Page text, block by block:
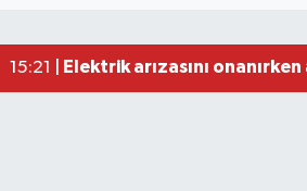
15:21 | Elektrik arızasını